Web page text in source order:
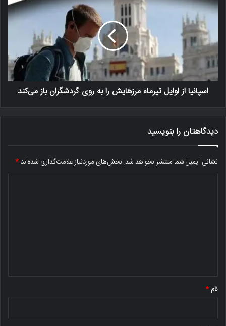
اسپانیا از اوایل تیرماه مرزهایش را به روی گردشگران باز می‌کند
دیدگاهتان را بنویسید
نشانی ایمیل شما منتشر نخواهد شد. بخش‌های موردنیاز علامت‌گذاری شده‌اند*
نام *